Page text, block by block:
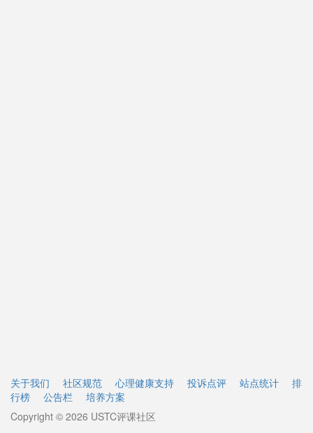
关于我们 社区规范 心理健康支持 投诉点评 站点统计
排
行榜
公告栏
培养方案
Copyright © 2026 USTC评课社区